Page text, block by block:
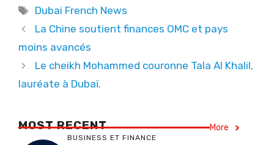
Tags
Dubai French News
La Chine soutient finances OMC et pays
moins avancés
Le cheikh Mohammed couronne Tala Al Khalil,
lauréate à Dubaï.
MOST RECENT More
BUSINESS ET FINANCE